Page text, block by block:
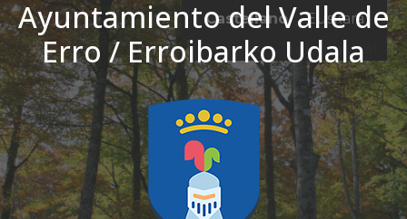
Ayuntamiento del Valle de
Erro / Erroibarko Udala
Ir al contenido
Castellano
Euskara
El tiempo - Tutiempo.net